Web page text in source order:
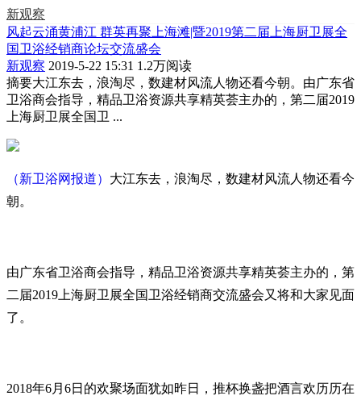
新观察
风起云涌黄浦江 群英再聚上海滩|暨2019第二届上海厨卫展全
国卫浴经销商论坛交流盛会
新观察 2019-5-22 15:31 1.2万阅读
摘要大江东去，浪淘尽，数建材风流人物还看今朝。由广东省
卫浴商会指导，精品卫浴资源共享精英荟主办的，第二届2019
上海厨卫展全国卫 ...
（新卫浴网报道） 大江东去，浪淘尽，数建材风流人物还看今
朝。
由广东省卫浴商会指导，精品卫浴资源共享精英荟主办的，第
二届2019上海厨卫展全国卫浴经销商交流盛会又将和大家见面
了。
2018年6月6日的欢聚场面犹如昨日，推杯换盏把酒言欢历历在